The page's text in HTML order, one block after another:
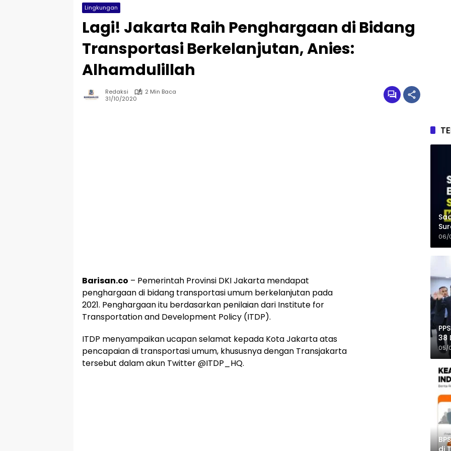
Lingkungan
Lagi! Jakarta Raih Penghargaan di Bidang
Transportasi Berkelanjutan, Anies:
Alhamdulillah
Redaksi
2 Min Baca
31/10/2020
Barisan.co – Pemerintah Provinsi DKI Jakarta mendapat
penghargaan di bidang transportasi umum berkelanjutan pada
2021. Penghargaan itu berdasarkan penilaian dari Institute for
Transportation and Development Policy (ITDP).
ITDP menyampaikan ucapan selamat kepada Kota Jakarta atas
pencapaian di transportasi umum, khususnya dengan Transjakarta
tersebut dalam akun Twitter @ITDP_HQ.
06/
38
05/
di